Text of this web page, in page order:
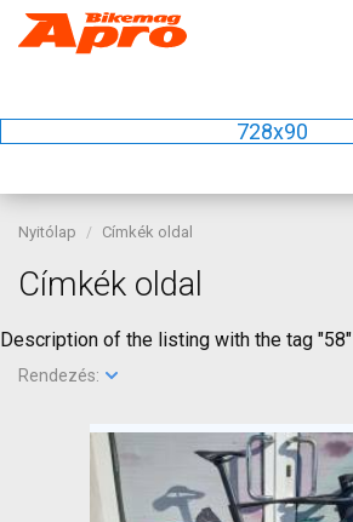
728x90
Nyitólap Címkék oldal
Címkék oldal
Description of the listing with the tag "58"
Rendezés: